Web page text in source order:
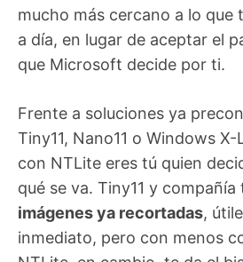
mucho más cercano a lo que
a día, en lugar de aceptar el
que Microsoft decide por ti.
Frente a soluciones ya
Tiny11, Nano11 o Windows X-
con NTLite eres tú quien
qué se va. Tiny11 y
imágenes ya recortadas,
inmediato, pero con menos